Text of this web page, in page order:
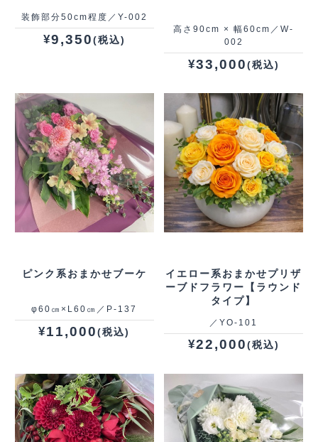
装飾部分50cm程度／Y-002
¥9,350(税込)
高さ90cm × 幅60cm／W‐
002
¥33,000(税込)
ピンク系おまかせブーケ
φ60㎝×L60㎝／P-137
¥11,000(税込)
イエロー系おまかせプリザ
ーブドフラワー【ラウンド
タイプ】
／YO‐101
¥22,000(税込)